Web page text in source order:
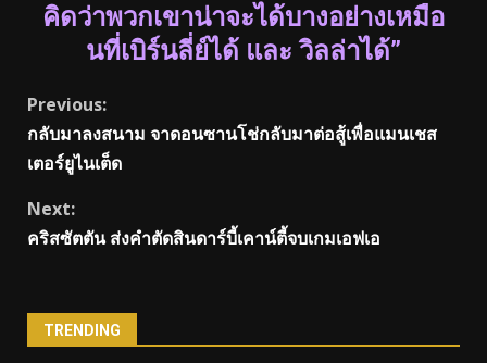
คิดว่าพวกเขาน่าจะได้บางอย่างเหมือ
นที่เบิร์นลี่ย์ได้ และ วิลล่าได้”
Continue
Reading
Previous:
กลับมาลงสนาม จาดอนซานโช่กลับมาต่อสู้เพื่อแมนเชส
เตอร์ยูไนเต็ด
Next:
คริสซัตตัน ส่งคําตัดสินดาร์บี้เคาน์ตี้จบเกมเอฟเอ
TRENDING